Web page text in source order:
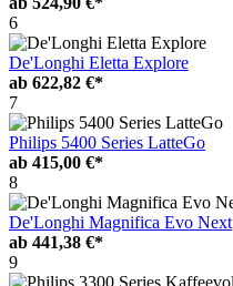
6
De'Longhi Eletta Explore
ab 622,82 €*
7
Philips 5400 Series LatteGo
ab 415,00 €*
8
De'Longhi Magnifica Evo Next
ab 441,38 €*
9